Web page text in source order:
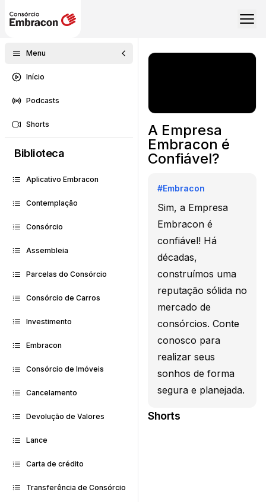
Menu
Início
Podcasts
Shorts
Biblioteca
Aplicativo Embracon
Contemplação
Consórcio
Assembleia
Parcelas do Consórcio
Consórcio de Carros
Investimento
Embracon
Consórcio de Imóveis
Cancelamento
Devolução de Valores
Lance
Carta de crédito
Transferência de Consórcio
A Empresa
Embracon é
Confiável?
#Embracon
Sim, a Empresa
Embracon é
confiável! Há
décadas,
construímos uma
reputação sólida no
mercado de
consórcios. Conte
conosco para
realizar seus
sonhos de forma
segura e planejada.
Shorts